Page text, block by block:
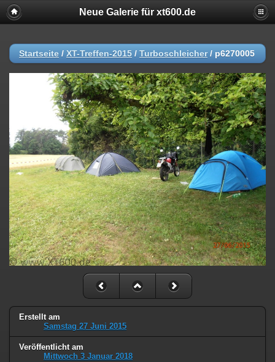
Neue Galerie für xt600.de
Startseite / XT-Treffen-2015 / Turboschleicher/ p6270005
Erstellt am
Samstag 27 Juni 2015
Veröffentlicht am
Mittwoch 3 Januar 2018